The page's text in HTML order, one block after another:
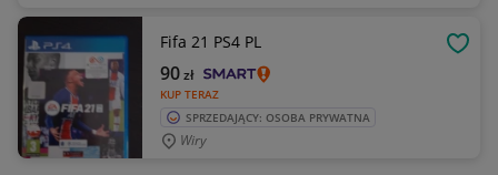
Fifa 21 PS4 PL
KUP TERAZ
90zł
SPRZEDAJĄCY: OSOBA PRYWATNA
Wiry